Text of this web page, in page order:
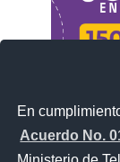
En
Acuerdo No.